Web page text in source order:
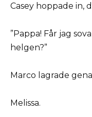
Casey hoppade in,
”Pappa! Får jag
helgen?”
Marco lagrade
Melissa.